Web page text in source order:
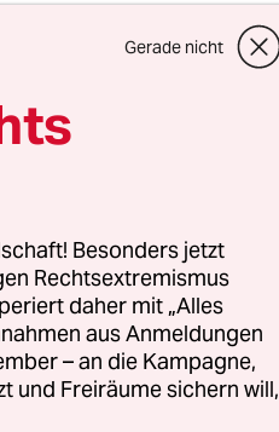
Haus
„Ich
Gerade nicht
Besonders jetzt
Rechtsextremismus
daher mit „Alles
aus Anmeldungen
– an die Kampagne,
und Freiräume sichern will,